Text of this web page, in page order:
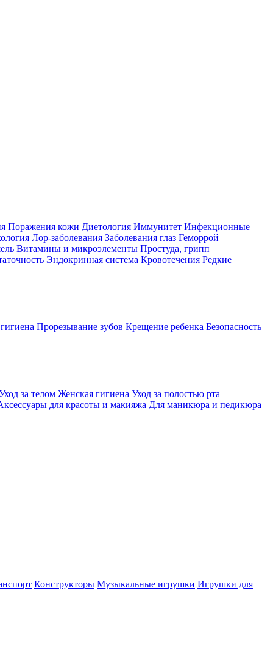
Поражения кожи Диетология Иммунитет Инфекционные
Лор-заболевания Заболевания глаз Геморрой
Витамины и микроэлементы Простуда, грипп
Эндокринная система Кровотечения Редкие
Прорезывание зубов Крещение ребенка Безопасность
за телом Женская гигиена Уход за полостью рта
для красоты и макияжа Для маникюра и педикюра
Конструкторы Музыкальные игрушки Игрушки для